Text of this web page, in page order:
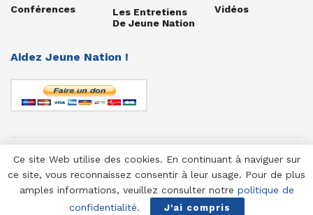
Conférences
Les Entretiens
De Jeune Nation
Vidéos
Aidez Jeune Nation !
© 1958-2025 Jeune Nation
Ce site Web utilise des cookies. En continuant à naviguer sur
ce site, vous reconnaissez consentir à leur usage. Pour de plus
amples informations, veuillez consulter notre politique de
confidentialité. J'ai compris